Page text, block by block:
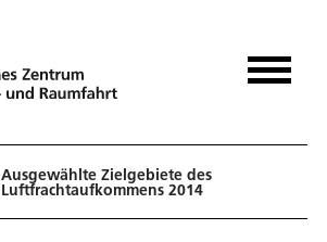
Ausgewählte Zielgebiete des
Luftfrachtaufkommens 2014